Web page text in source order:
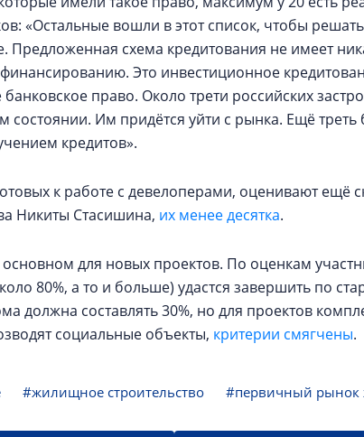
«Остальные вошли в этот список, чтобы
Предложенная схема кредитования не имеет
Это инвестиционное
право. Около трети российских
состоянии. Им придётся уйти с рынка. Ещё треть
кредитов».
к работе с девелоперами, оценивают ещё
Никиты Стасишина, их менее десятка.
для новых проектов. По оценкам
80%, а то и больше) удастся завершить по
должна составлять 30%, но для проектов
социальные объекты, критерии смягчены.
#жилищное строительство #первичный рынок